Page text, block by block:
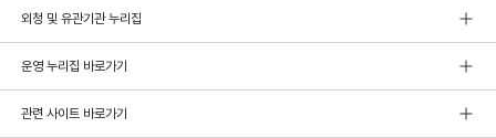
외청 및 유관기관 누리집
운영 누리집 바로가기
관련 사이트 바로가기